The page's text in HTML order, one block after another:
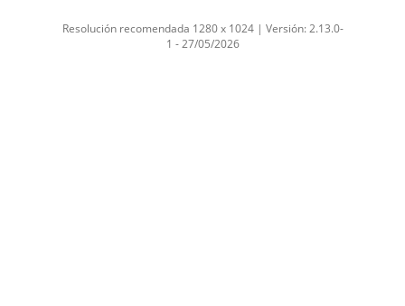
Resolución recomendada 1280 x 1024 | Versión: 2.13.0-
1 - 27/05/2026